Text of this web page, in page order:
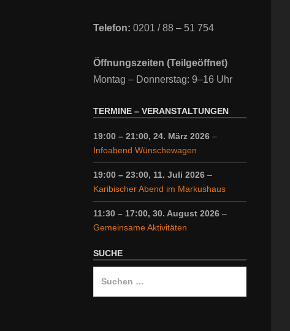
Telefon: 0201 / 88 – 51 754
Öffnungszeiten (Teilgeöffnet)
Montag – Donnerstag: 9–16 Uhr
TERMINE – VERANSTALTUNGEN
19:00 – 21:00, 24. März 2026 –
Infoabend Wünschewagen
19:00 – 23:00, 11. Juli 2026 –
Karibischer Abend im Markushaus
11:30 – 17:00, 30. August 2026 –
Gemeinsame Aktivitäten
SUCHE